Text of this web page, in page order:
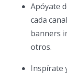
Apóyate
cada
banners
otros.
Inspírate